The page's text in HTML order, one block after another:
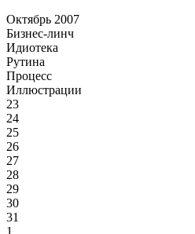
Октябрь 2007
Бизнес-линч
Идиотека
Рутина
Процесс
Иллюстрации
23
24
25
26
27
28
29
30
31
1